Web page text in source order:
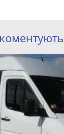
коментують